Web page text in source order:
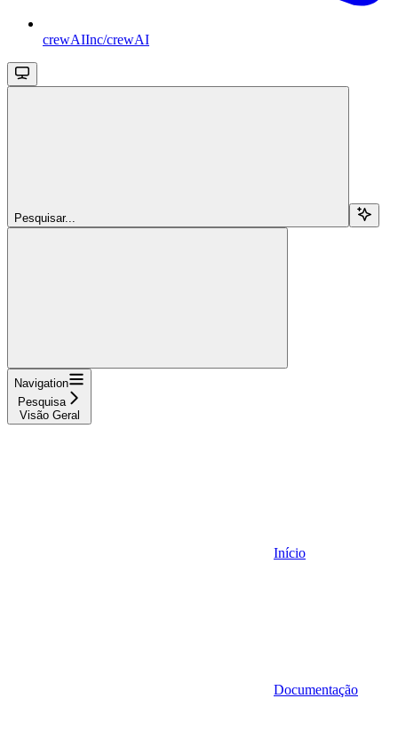
crewAIInc/crewAI
Pesquisar...
Navigation
Pesquisa
Visão Geral
Início
Documentação